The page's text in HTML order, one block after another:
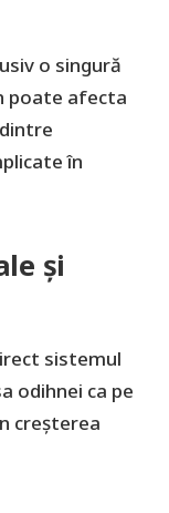
o singură
poate afecta
în
și
sistemul
odihnei ca pe
creșterea